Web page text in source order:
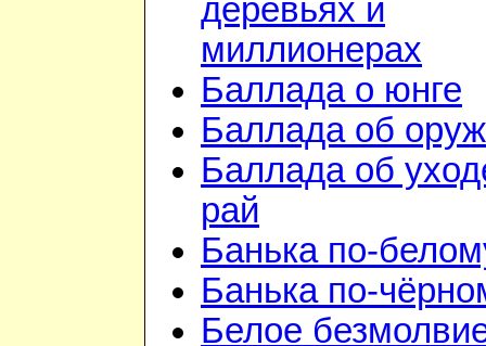
деревьях и
миллионерах
Баллада о юнге
Баллада об
Баллада об
рай
Банька по-
Банька по-
Белое